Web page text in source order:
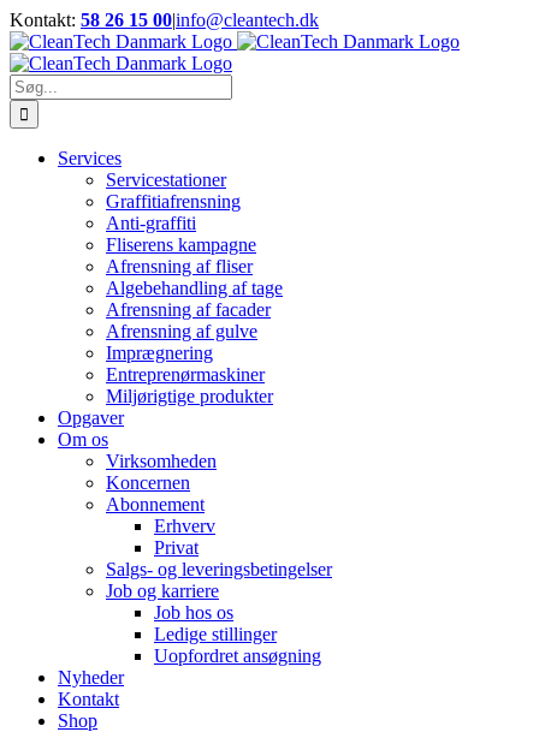
Skip
to
content
Kontakt: 58 26 15 00|info@cleantech.dk
Facebook
LinkedIn
YouTube
Søg
efter:
Services
Servicestationer
Graffitiafrensning
Anti-graffiti
Fliserens kampagne
Afrensning af fliser
Algebehandling af tage
Afrensning af facader
Afrensning af gulve
Imprægnering
Entreprenørmaskiner
Miljørigtige produkter
Opgaver
Om os
Virksomheden
Koncernen
Abonnement
Erhverv
Privat
Salgs- og leveringsbetingelser
Job og karriere
Job hos os
Ledige stillinger
Uopfordret ansøgning
Nyheder
Kontakt
Shop